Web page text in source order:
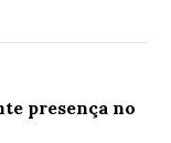
presença no